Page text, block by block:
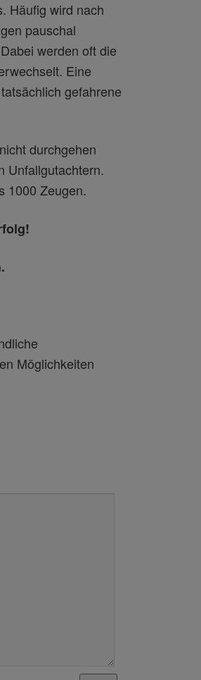
Häufig wird nach
pauschal
werden oft die
Eine
gefahrene
durchgehen
Unfallgutachtern.
1000 Zeugen.
Möglichkeiten